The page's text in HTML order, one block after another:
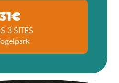
31€
3 SITES